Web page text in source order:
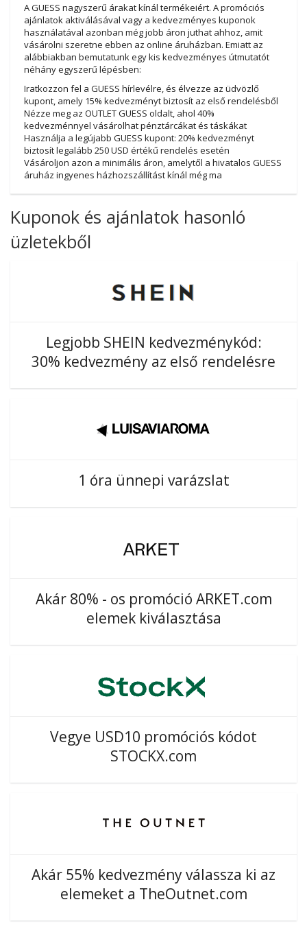
A GUESS nagyszerű árakat kínál termékeiért. A promóciós
ajánlatok aktiválásával vagy a kedvezményes kuponok
használatával azonban még jobb áron juthat ahhoz, amit
vásárolni szeretne ebben az online áruházban. Emiatt az
alábbiakban bemutatunk egy kis kedvezményes útmutatót
néhány egyszerű lépésben:
Iratkozzon fel a GUESS hírlevélre, és élvezze az üdvözlő
kupont, amely 15% kedvezményt biztosít az első rendelésből
Nézze meg az OUTLET GUESS oldalt, ahol 40%
kedvezménnyel vásárolhat pénztárcákat és táskákat
Használja a legújabb GUESS kupont: 20% kedvezményt
biztosít legalább 250 USD értékű rendelés esetén
Vásároljon azon a minimális áron, amelytől a hivatalos GUESS
áruház ingyenes házhozszállítást kínál még ma
Kuponok és ajánlatok hasonló
üzletekből
Legjobb SHEIN kedvezménykód:
30% kedvezmény az első rendelésre
1 óra ünnepi varázslat
Akár 80% - os promóció ARKET.com
elemek kiválasztása
Vegye USD10 promóciós kódot
STOCKX.com
Akár 55% kedvezmény válassza ki az
elemeket a TheOutnet.com